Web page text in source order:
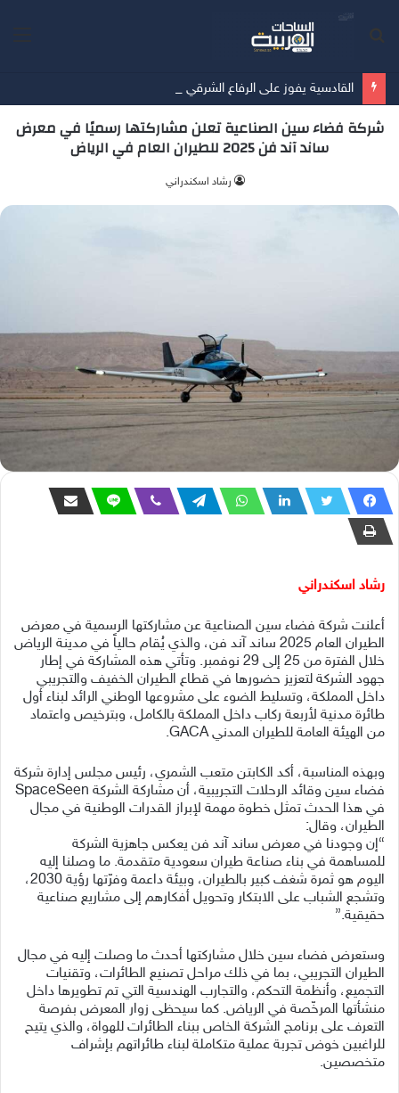
شركة فضاء سين الصناعية تعلن مشاركتها رسميًا في معرض
ساند آند فن 2025 للطيران العام في الرياض
‫رشاد اسكندراني
رشاد اسكندراني
أعلنت شركة فضاء سين الصناعية عن مشاركتها الرسمية في معرض
الطيران العام 2025 ساند آند فن، والذي يُقام حالياً في مدينة الرياض
خلال الفترة من 25 إلى 29 نوفمبر. وتأتي هذه المشاركة في إطار
جهود الشركة لتعزيز حضورها في قطاع الطيران الخفيف والتجريبي
داخل المملكة، وتسليط الضوء على مشروعها الوطني الرائد لبناء أول
طائرة مدنية لأربعة ركاب داخل المملكة بالكامل، وبترخيص واعتماد
من الهيئة العامة للطيران المدني GACA.
وبهذه المناسبة، أكد الكابتن متعب الشمري، رئيس مجلس إدارة شركة
فضاء سين وقائد الرحلات التجريبية، أن مشاركة الشركة SpaceSeen
في هذا الحدث تمثل خطوة مهمة لإبراز القدرات الوطنية في مجال
الطيران، وقال:
“إن وجودنا في معرض ساند آند فن يعكس جاهزية الشركة
للمساهمة في بناء صناعة طيران سعودية متقدمة. ما وصلنا إليه
اليوم هو ثمرة شغف كبير بالطيران، وبيئة داعمة وفرّتها رؤية 2030،
وتشجع الشباب على الابتكار وتحويل أفكارهم إلى مشاريع صناعية
حقيقية.”
وستعرض فضاء سين خلال مشاركتها أحدث ما وصلت إليه في مجال
الطيران التجريبي، بما في ذلك مراحل تصنيع الطائرات، وتقنيات
التجميع، وأنظمة التحكم، والتجارب الهندسية التي تم تطويرها داخل
منشأتها المرخّصة في الرياض. كما سيحظى زوار المعرض بفرصة
التعرف على برنامج الشركة الخاص ببناء الطائرات للهواة، والذي يتيح
للراغبين خوض تجربة عملية متكاملة لبناء طائراتهم بإشراف
متخصصين.